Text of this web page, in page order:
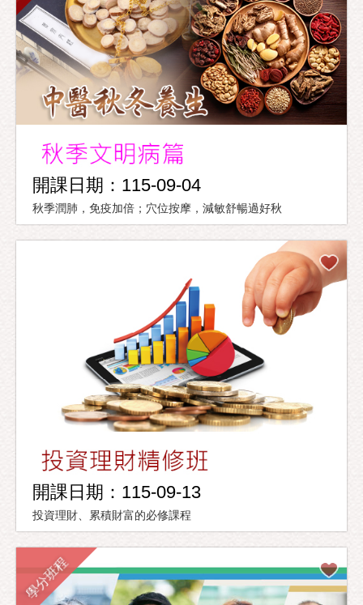
開課日期：115-09-04
秋季潤肺，免疫加倍；穴位按摩，減敏舒暢過好秋
開課日期：115-09-13
投資理財、累積財富的必修課程
學分班程